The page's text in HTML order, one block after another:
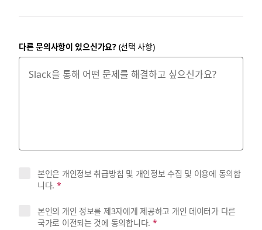
다른 문의사항이 있으신가요?(선택 사항)
본인은 개인정보 취급방침 및 개인정보 수집 및 이용에 동의합
니다. *
본인의 개인 정보를 제3자에게 제공하고 개인 데이터가 다른
국가로 이전되는 것에 동의합니다. *